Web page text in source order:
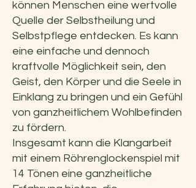
können Menschen eine wertvolle
Quelle der Selbstheilung und
Selbstpflege entdecken. Es kann
eine einfache und dennoch
kraftvolle Möglichkeit sein, den
Geist, den Körper und die Seele in
Einklang zu bringen und ein Gefühl
von ganzheitlichem Wohlbefinden
zu fördern.
Insgesamt kann die Klangarbeit
mit einem Röhrenglockenspiel mit
14 Tönen eine ganzheitliche